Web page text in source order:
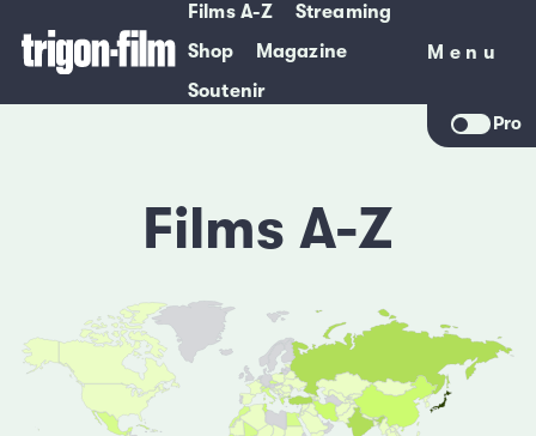
Films A-Z
Streaming
Shop
Magazine
Soutenir
Menu
Menu
Pro
Films A-Z